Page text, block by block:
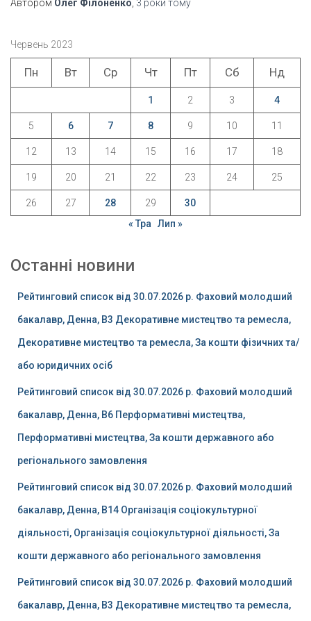
Автором Олег Філоненко 3 роки тому
Червень 2023
Пн Вт Ср Чт Пт Сб Нд
1 2 3 4
5 6 7 8 9 10 11
12 13 14 15 16 17 18
19 20 21 22 23 24 25
26 27 28 29
30
« Тра
Лип »
Останні новини
Рейтинговий список від 30.07.2026 р. Фаховий молодший
бакалавр, Денна, B3 Декоративне мистецтво та ремесла,
Декоративне мистецтво та ремесла, За кошти фізичних та/
або юридичних осіб
Рейтинговий список від 30.07.2026 р. Фаховий молодший
бакалавр, Денна, B6 Перформативні мистецтва,
Перформативні мистецтва, За кошти державного або
регіонального замовлення
Рейтинговий список від 30.07.2026 р. Фаховий молодший
бакалавр, Денна, B14 Організація соціокультурної
діяльності, Організація соціокультурної діяльності, За
кошти державного або регіонального замовлення
Рейтинговий список від 30.07.2026 р. Фаховий молодший
бакалавр, Денна, B3 Декоративне мистецтво та ремесла,